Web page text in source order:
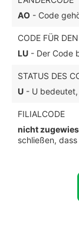
AO - Code
CODE FÜR
LU - Der Code
STATUS DES
U - U
FILIALCODE
nicht
schließen,